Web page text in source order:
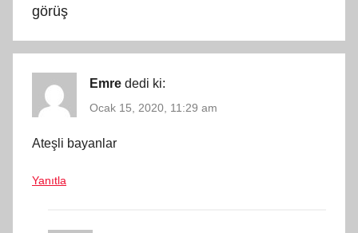
görüş
Emre dedi ki:
Ocak 15, 2020, 11:29 am
Ateşli bayanlar
Yanıtla